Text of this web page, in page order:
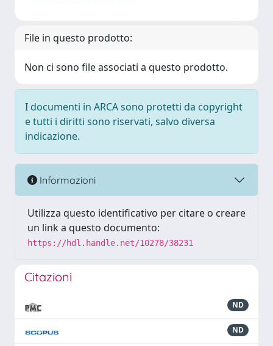
File in questo prodotto:
Non ci sono file associati a questo prodotto.
I documenti in ARCA sono protetti da copyright
e tutti i diritti sono riservati, salvo diversa
indicazione.
Informazioni
Utilizza questo identificativo per citare o creare
un link a questo documento:
https://hdl.handle.net/10278/38231
Citazioni
ND
ND